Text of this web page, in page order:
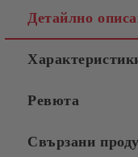
Ние ще се свържем с
Детайлно
Ревюта
Свързани